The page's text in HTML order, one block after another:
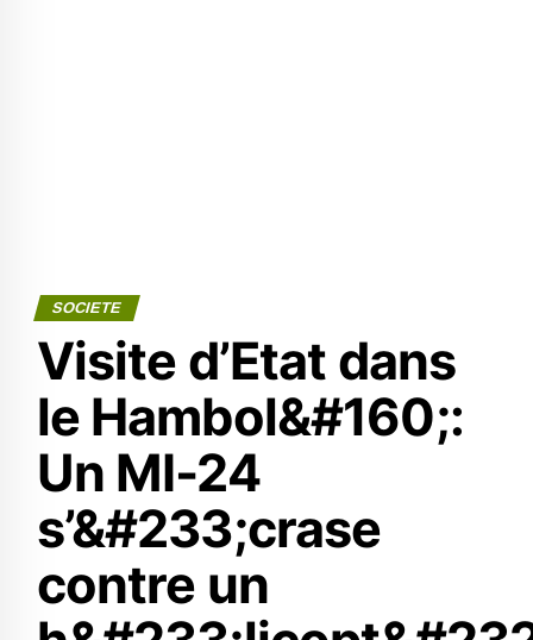
SOCIETE
Visite d’Etat dans
le Hambol&#160;:
Un MI-24
s’&#233;crase
contre un